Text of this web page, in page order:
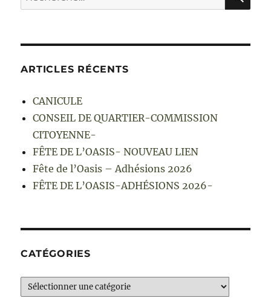
pour :
ARTICLES RÉCENTS
CANICULE
CONSEIL DE QUARTIER-COMMISSION
CITOYENNE-
FÊTE DE L’OASIS- NOUVEAU LIEN
Fête de l’Oasis – Adhésions 2026
FÊTE DE L’OASIS-ADHÉSIONS 2026-
CATÉGORIES
Catégories